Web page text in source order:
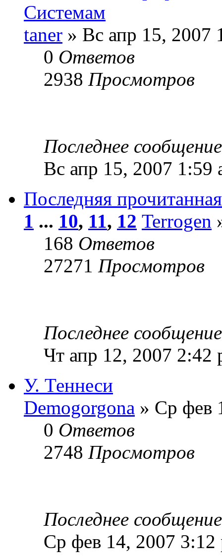
Системам
taner » Вс апр 15, 2007
0 Ответов
2938 Просмотров
Последнее
Вс апр 15, 2007 1:59
Последняя
1 ... 10, 11, 12 Terrogen
168 Ответов
27271 Просмотров
Последнее
Чт апр 12, 2007 2:42
У. Теннеси
Demogorgona » Ср фев
0 Ответов
2748 Просмотров
Последнее
Ср фев 14, 2007 3:12